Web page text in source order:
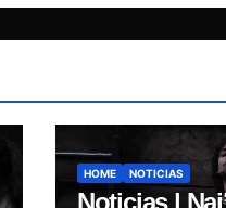
HOME NOTICIAS
Noticias |